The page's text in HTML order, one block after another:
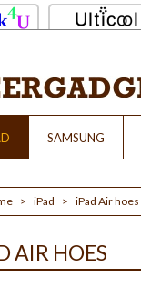
SAMSUNG
> iPad > iPad Air hoes
AIR HOES